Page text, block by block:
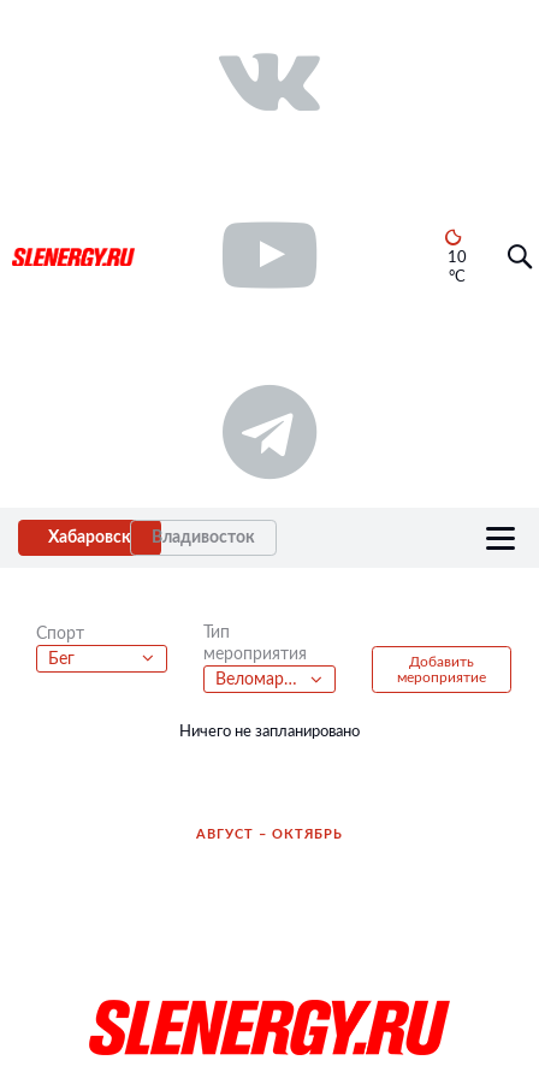
10
°C
Хабаровск Владивосток
Спорт
Бег
Тип
мероприятия
Веломарафон
Добавить
мероприятие
Ничего не запланировано
АВГУСТ – ОКТЯБРЬ